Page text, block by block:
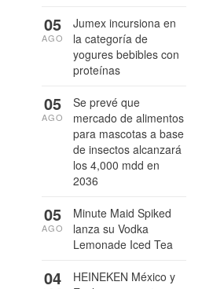
Jumex incursiona en
la categoría de
yogures bebibles con
proteínas
05
AGO
Se prevé que
mercado de alimentos
para mascotas a base
de insectos alcanzará
los 4,000 mdd en
2036
05
AGO
Minute Maid Spiked
lanza su Vodka
Lemonade Iced Tea
05
AGO
HEINEKEN México y
04